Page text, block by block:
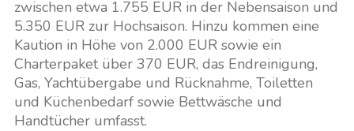
zwischen etwa 1.755 EUR in der Nebensaison und
5.350 EUR zur Hochsaison. Hinzu kommen eine
Kaution in Höhe von 2.000 EUR sowie ein
Charterpaket über 370 EUR, das Endreinigung,
Gas, Yachtübergabe und Rücknahme, Toiletten
und Küchenbedarf sowie Bettwäsche und
Handtücher umfasst.